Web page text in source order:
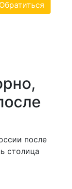
Обратиться
после
столица